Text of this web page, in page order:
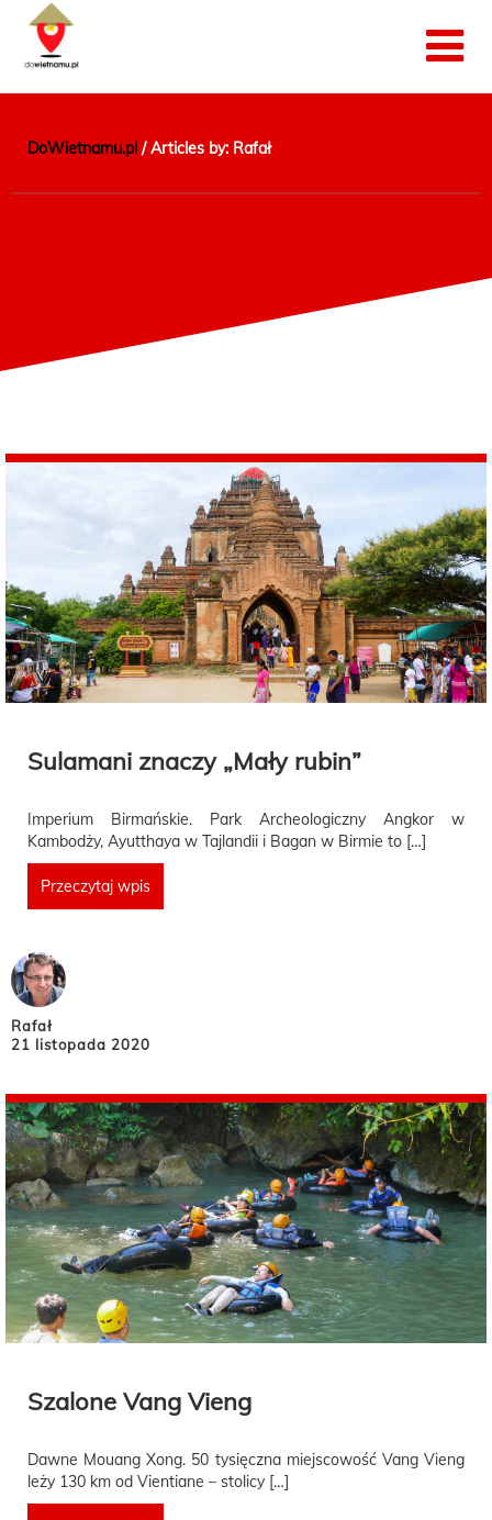
DoWietnamu.pl /Articles by: Rafał
Sulamani znaczy „Mały rubin”
Imperium Birmańskie. Park Archeologiczny Angkor w
Kambodży, Ayutthaya w Tajlandii i Bagan w Birmie to […]
Przeczytaj wpis
Rafał
21 listopada 2020
Szalone Vang Vieng
Dawne Mouang Xong. 50 tysięczna miejscowość Vang Vieng
leży 130 km od Vientiane – stolicy […]